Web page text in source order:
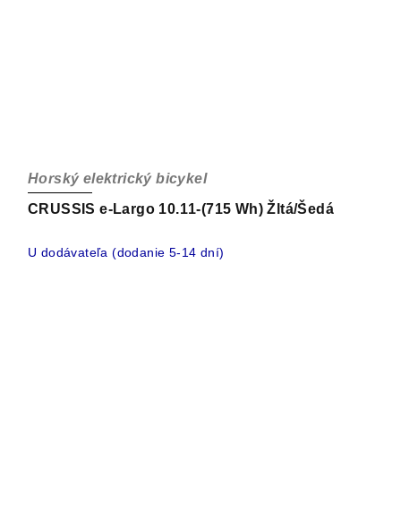
CRUSSIS e-Largo 10.11-(715 Wh) Žltá/Šedá
Horský elektrický bicykel
U dodávateľa (dodanie 5-14 dní)